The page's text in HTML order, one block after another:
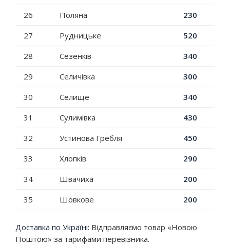
26
Поляна
230
27
Рудницьке
520
28
Сезенків
340
29
Селичівка
300
30
Селище
340
31
Сулимівка
430
32
Устинова Гребля
450
33
Хлопків
290
34
Швачиха
200
35
Шовкове 200
Доставка по Україні: Відправляємо товар «Новою
Поштою» за тарифами перевізника.